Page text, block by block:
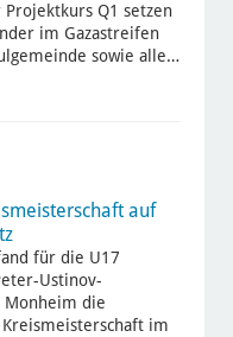
Q1 setzen
im Gazastreifen
sowie alle…
auf
für die U17
Ustinov-
Monheim die
im